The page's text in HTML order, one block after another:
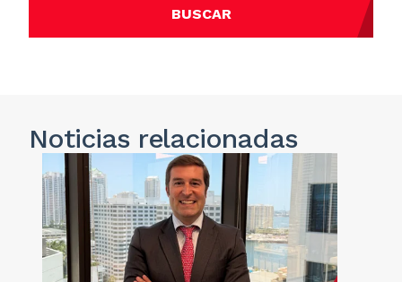
BUSCAR
Noticiasrelacionadas